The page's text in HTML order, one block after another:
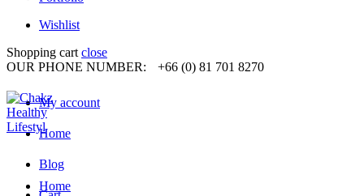
Wishlist
Shopping cart close
OUR PHONE NUMBER:
+66 (0) 81 701 8270
My account
Home
Blog
Home